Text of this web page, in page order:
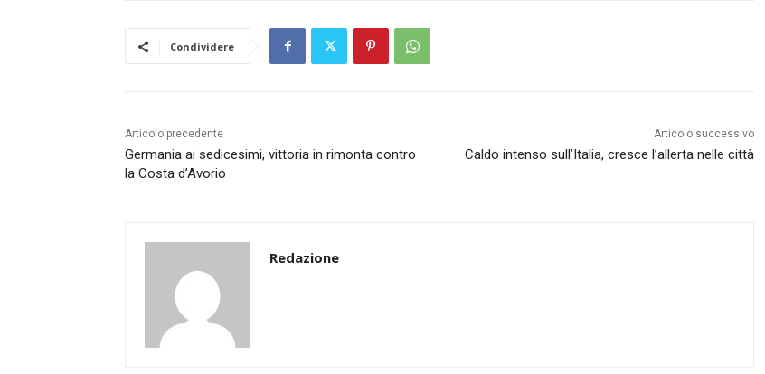
Condividere
Articolo precedente
Germania ai sedicesimi, vittoria in rimonta contro
la Costa d’Avorio
Articolo successivo
Caldo intenso sull’Italia, cresce l’allerta nelle città
Redazione